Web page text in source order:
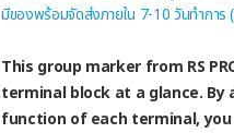
มีของพร้อมจัดส่งภายใน 7-10 วันทำก
This group marker from RS
terminal block at a glance.
function of each terminal,